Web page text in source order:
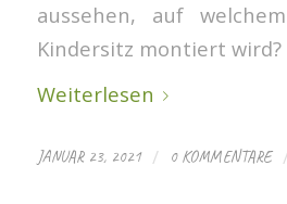
aussehen, auf
Kindersitz montiert wird?
Weiterlesen
JANUAR 23, 2021 / 0 KOMMENTARE